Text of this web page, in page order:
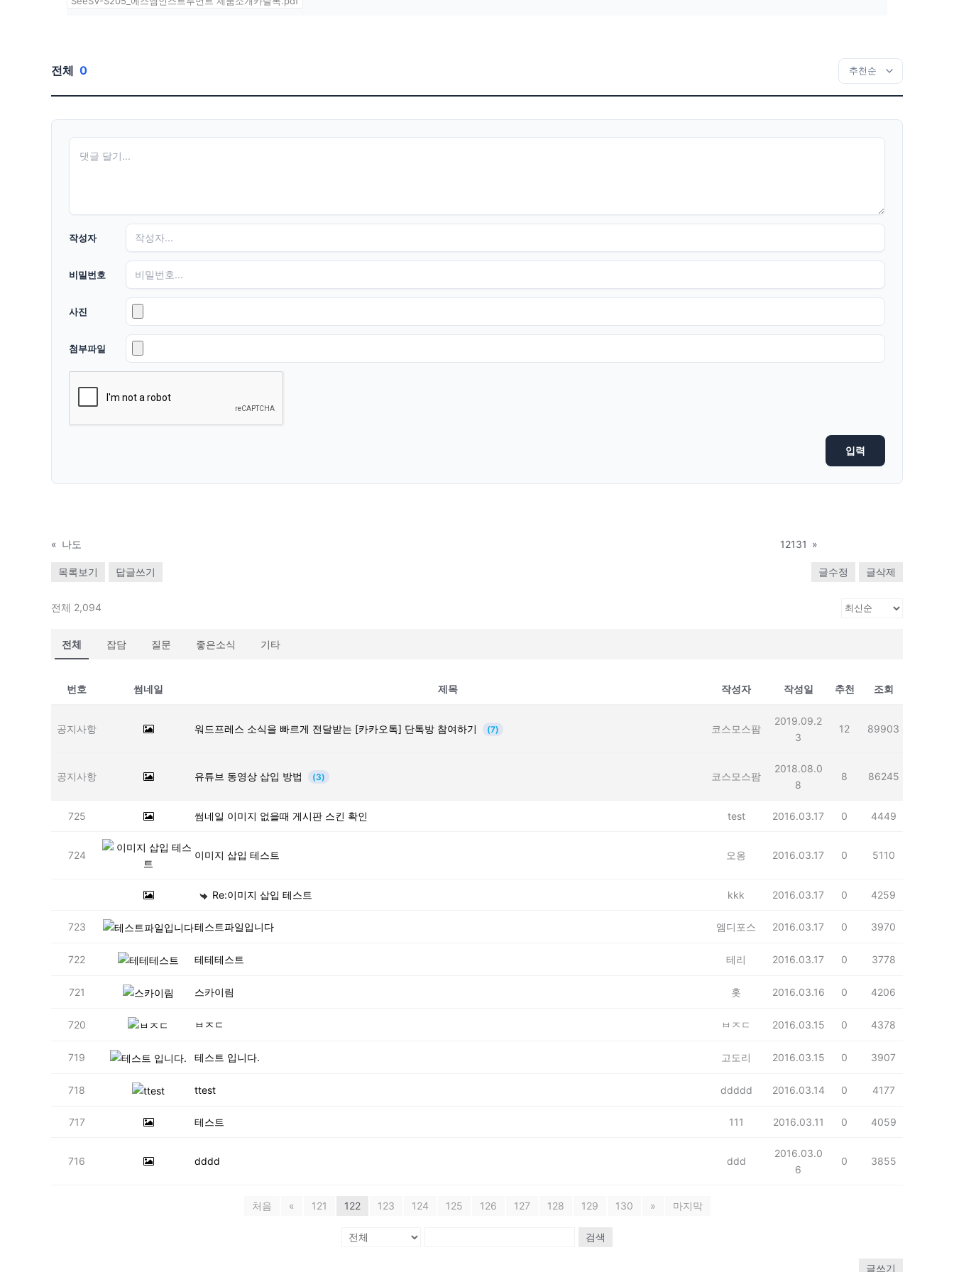
전체 0
작성자
비밀번호
사진
첨부파일
« 나도 12131 »
목록보기 답글쓰기 글수정 글삭제
전체 2,094
전체 잡담 질문 좋은소식 기타
번호 썸네일 제목 작성자 작성일 추천 조회
공지사항 워드프레스 소식을 빠르게 전달받는 [카카오톡] 단톡방 참여하기 (7) 코스모스팜
2019.09.2
3
12 89903
공지사항 유튜브 동영상 삽입 방법 (3) 코스모스팜
2018.08.0
8
8 86245
725 썸네일 이미지 없을때 게시판 스킨 확인 test 2016.03.17 0 4449
724 이미지 삽입 테스트 오옹 2016.03.17 0 5110
Re:이미지 삽입 테스트 kkk 2016.03.17 0 4259
723 테스트파일입니다 엠디포스 2016.03.17 0 3970
722 테테테스트 테리 2016.03.17 0 3778
721 스카이림 홋 2016.03.16 0 4206
720 ㅂㅈㄷ ㅂㅈㄷ 2016.03.15 0 4378
719 테스트 입니다. 고도리 2016.03.15 0 3907
718 ttest ddddd 2016.03.14 0 4177
717 테스트 111 2016.03.11 0 4059
716 dddd ddd
2016.03.0
6
0 3855
처음 « 121 122 123 124 125 126 127 128 129 130 » 마지막
검색
글쓰기